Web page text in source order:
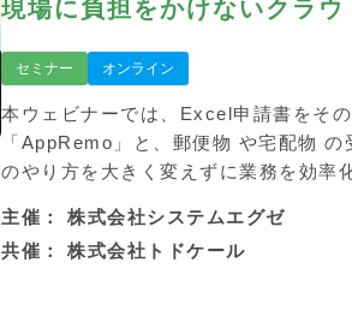
現場に負担をかけないクラウ
セミナー オンライン
本ウェビナーでは、Excel申請書をそ
「AppRemo」と、郵便物 や宅配物
のやり方を大きく変えずに業務を効率
主催：
株式会社システムエグゼ
共催：
株式会社トドケール